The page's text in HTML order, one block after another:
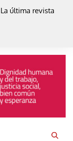
La última revista